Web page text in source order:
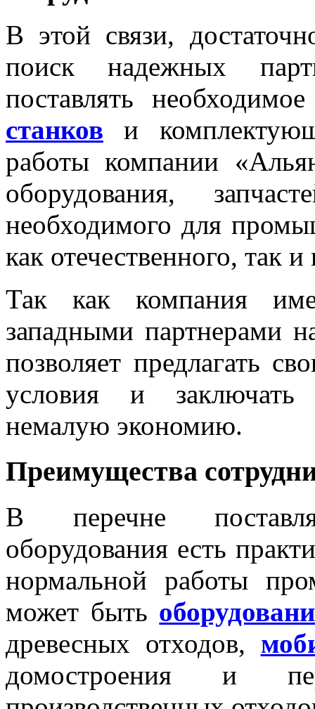
В этой связи,
поиск надежных
поставлять
станков и
работы компании
оборудования,
необходимого для
как отечественного, так
Так как компания
западными партнерами
позволяет предлагать
условия и заключать
немалую экономию.
Преимущества
В перечне
оборудования есть
нормальной работы
может быть
древесных отходов,
домостроения и